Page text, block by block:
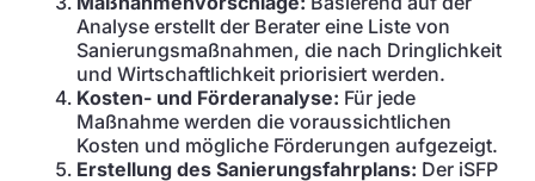
Analyse erstellt der Berater eine Liste von
Sanierungsmaßnahmen, die nach Dringlichkeit
und Wirtschaftlichkeit priorisiert werden.
Kosten- und Förderanalyse: Für jede
Maßnahme werden die voraussichtlichen
Kosten und mögliche Förderungen aufgezeigt.
Erstellung des Sanierungsfahrplans: Der iSFP